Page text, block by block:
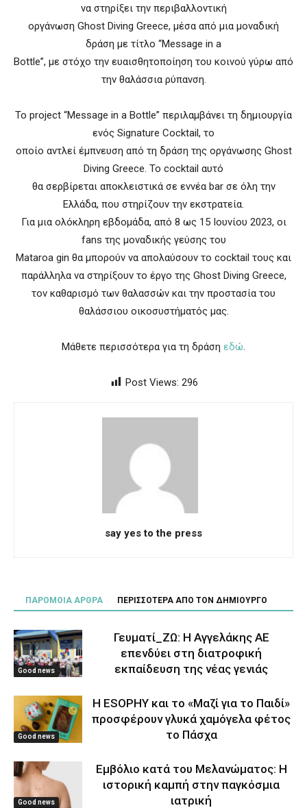
να στηρίξει την περιβαλλοντική
οργάνωση Ghost Diving Greece, μέσα από μια μοναδική
δράση με τίτλο “Message in a
Bottle”, με στόχο την ευαισθητοποίηση του κοινού γύρω από
την θαλάσσια ρύπανση.
Το project “Message in a Bottle” περιλαμβάνει τη δημιουργία
ενός Signature Cocktail, το
οποίο αντλεί έμπνευση από τη δράση της οργάνωσης Ghost
Diving Greece. Το cocktail αυτό
θα σερβίρεται αποκλειστικά σε εννέα bar σε όλη την
Ελλάδα, που στηρίζουν την εκστρατεία.
Για μια ολόκληρη εβδομάδα, από 8 ως 15 Ιουνίου 2023, οι
fans της μοναδικής γεύσης του
Mataroa gin θα μπορούν να απολαύσουν το cocktail τους και
παράλληλα να στηρίξουν το έργο της Ghost Diving Greece,
τον καθαρισμό των θαλασσών και την προστασία του
θαλάσσιου οικοσυστήματός μας.
Μάθετε περισσότερα για τη δράση εδώ.
Post Views: 296
say yes to the press
ΠΑΡΟΜΟΙΑ ΑΡΘΡΑ ΠΕΡΙΣΣΟΤΕΡΑ ΑΠΟ ΤΟΝ ΔΗΜΙΟΥΡΓΟ
Good news
Γευματί_ΖΩ: Η Αγγελάκης ΑΕ
επενδύει στη διατροφική
εκπαίδευση της νέας γενιάς
Good news
Η ESOPHY και το «Μαζί για το Παιδί»
προσφέρουν γλυκά χαμόγελα φέτος
το Πάσχα
Good news
Εμβόλιο κατά του Μελανώματος: Η
ιστορική καμπή στην παγκόσμια
ιατρική